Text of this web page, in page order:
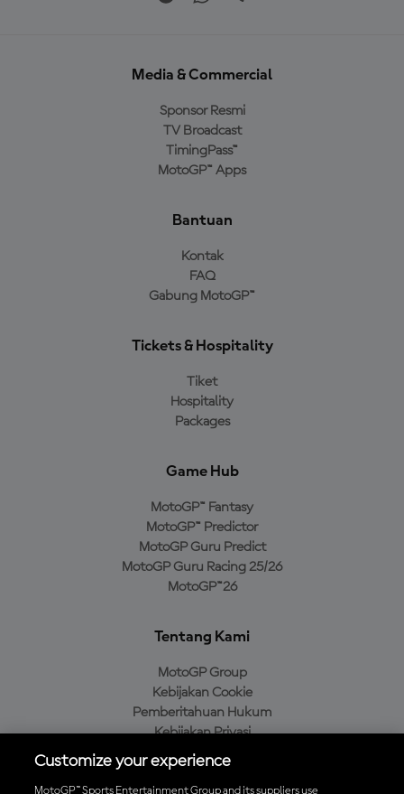
Media & Commercial
Sponsor Resmi
TV Broadcast
TimingPass™
MotoGP™ Apps
Bantuan
Kontak
FAQ
Gabung MotoGP™
Tickets & Hospitality
Tiket
Hospitality
Packages
Game Hub
MotoGP™ Fantasy
MotoGP™ Predictor
MotoGP Guru Predict
MotoGP Guru Racing 25/26
MotoGP™26
Tentang Kami
MotoGP Group
Kebijakan Cookie
Pemberitahuan Hukum
Kebijakan Privasi
Kebijakan Pembelian
Customize your experience
MotoGP™ Sports Entertainment Group and its suppliers use